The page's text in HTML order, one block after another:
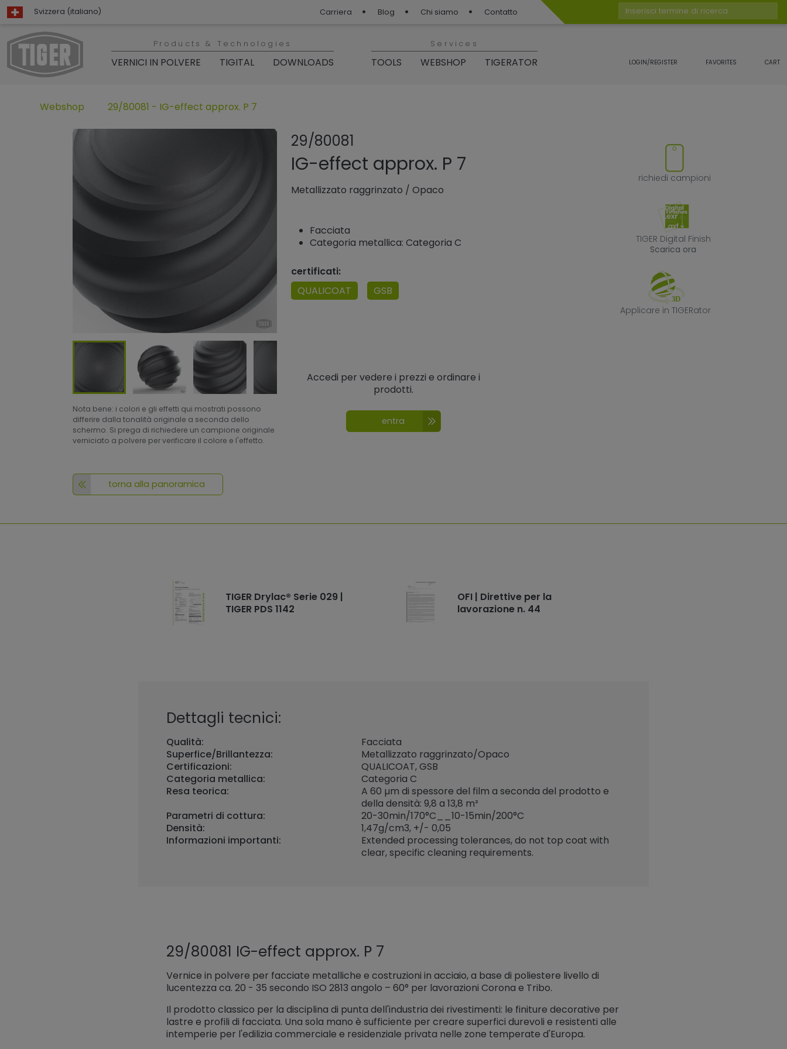
Svizzera (italiano) Carriera Blog Chi siamo Contatto
Inserisci termine di ricerca
Products & Technologies
VERNICI IN POLVERE TIGITAL DOWNLOADS
Services
TOOLS WEBSHOP TIGERATOR LOGIN/REGISTER FAVORITES CART
Webshop 29/80081 - IG-effect approx. P 7
Nota bene: i colori e gli effetti qui mostrati possono
differire dalla tonalità originale a seconda dello
schermo. Si prega di richiedere un campione originale
verniciato a polvere per verificare il colore e l'effetto.
torna alla panoramica
29/80081
Aggiungi o rimuovi il prodotto dai
IG-effect approx. P 7
Metallizzato raggrinzato /Opaco
Facciata
Categoria metallica: Categoria C
certificati:
QUALICOAT
GSB
richiedi campioni
TIGER Digital Finish
Scarica ora
Applicare in TIGERator
Accedi per vedere i prezzi e ordinare i
prodotti.
entra
TIGER Drylac® Serie 029 |
TIGER PDS 1142
OFI | Direttive per la
lavorazione n. 44
Dettagli tecnici:
Qualità:
Facciata
Superfice/Brillantezza:
Metallizzato raggrinzato/Opaco
Certificazioni:
QUALICOAT, GSB
Categoria metallica:
Categoria C
Resa teorica:
A 60 µm di spessore del film a seconda del prodotto e
della densità: 9,8 a 13,8 m²
Parametri di cottura:
20-30min/170°C__10-15min/200°C
Densità:
1,47g/cm3, +/- 0,05
Informazioni importanti:
Extended processing tolerances, do not top coat with
clear, specific cleaning requirements.
29/80081 IG-effect approx. P 7
Vernice in polvere per facciate metalliche e costruzioni in acciaio, a base di poliestere livello di
lucentezza ca. 20 - 35 secondo ISO 2813 angolo – 60° per lavorazioni Corona e Tribo.
Il prodotto classico per la disciplina di punta dell'industria dei rivestimenti: le finiture decorative per
lastre e profili di facciata. Una sola mano è sufficiente per creare superfici durevoli e resistenti alle
intemperie per l'edilizia commerciale e residenziale privata nelle zone temperate d'Europa.